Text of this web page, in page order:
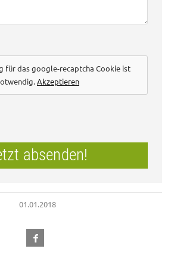
für das google-recaptcha Cookie ist
Akzeptieren
absenden!
01.01.2018